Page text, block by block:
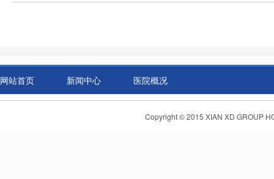
网站首页 新闻中心 医院概况
Copyright © 2015 XIAN XD GROUP